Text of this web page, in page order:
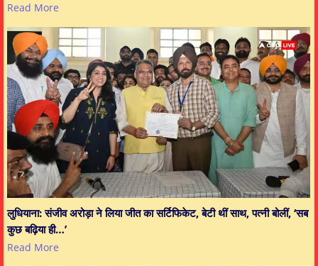
Read More
लुधियाना: संजीव अरोड़ा ने लिया जीत का सर्टिफिकेट, बेटी थीं साथ, पत्नी बोलीं, ‘सब
कुछ बढ़िया ही…’
Read More